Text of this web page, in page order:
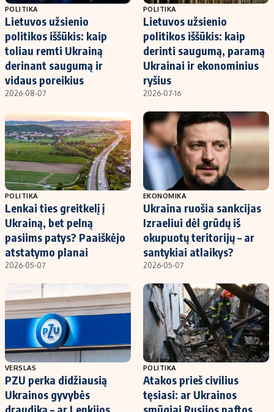
POLITIKA
Lietuvos užsienio
politikos iššūkis: kaip
toliau remti Ukrainą
derinant saugumą ir
vidaus poreikius
2026-08-07
POLITIKA
Lietuvos užsienio
politikos iššūkis: kaip
derinti saugumą, paramą
Ukrainai ir ekonominius
ryšius
2026-07-16
POLITIKA
Lenkai ties greitkelį į
Ukrainą, bet pelną
pasiims patys? Paaiškėjo
atstatymo planai
2026-05-07
EKONOMIKA
Ukraina ruošia sankcijas
Izraeliui dėl grūdų iš
okupuotų teritorijų – ar
santykiai atlaikys?
2026-05-07
VERSLAS
PZU perka didžiausią
Ukrainos gyvybės
draudiką – ar Lenkijos
POLITIKA
Atakos prieš civilius
tęsiasi: ar Ukrainos
smūgiai Rusijos naftos